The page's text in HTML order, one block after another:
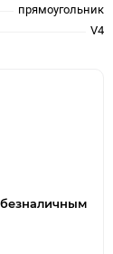
прямоугольник
V4